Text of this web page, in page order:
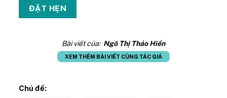
Bài viết của: Ngô Thị Thảo Hiền
XEM THÊM BÀI VIẾT CÙNG TÁC GIẢ
Chủ đề: